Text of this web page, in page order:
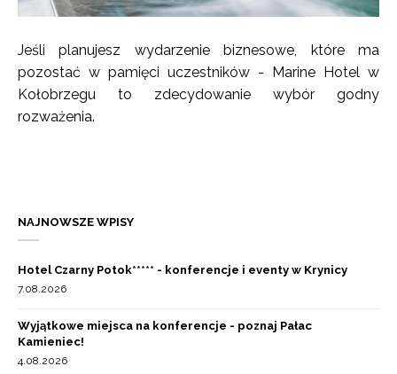
Jeśli planujesz wydarzenie biznesowe, które ma
pozostać w pamięci uczestników - Marine Hotel w
Kołobrzegu to zdecydowanie wybór godny
rozważenia.
NAJNOWSZE WPISY
Hotel Czarny Potok***** - konferencje i eventy w Krynicy
7.08.2026
Wyjątkowe miejsca na konferencje - poznaj Pałac
Kamieniec!
4.08.2026